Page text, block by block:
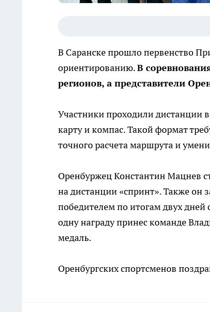
В Саранске прошло первенство
ориентированию.В
регионов, а представители
Участники проходили дистанции в
карту и компас. Такой формат
точного расчета маршрута и
Оренбуржец Константин Мацнев
на дистанции «спринт». Также он
победителем по итогам двух
одну награду принес команде
медаль.
Оренбургских спортсменов